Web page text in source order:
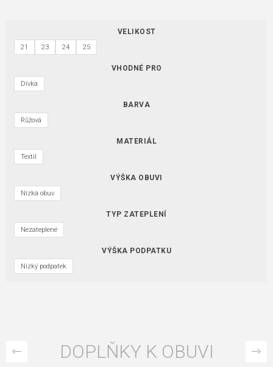
VELIKOST
21 23 24 25
VHODNÉ PRO
Dívka
BARVA
Růžová
MATERIÁL
Textil
VÝŠKA OBUVI
Nízká obuv
TYP ZATEPLENÍ
Nezateplené
VÝŠKA PODPATKU
Nízký podpatek
DOPLŇKY K OBUVI